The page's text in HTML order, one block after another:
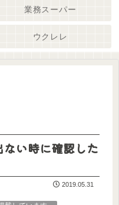
業務スーパー
ウクレレ
い時に確認した
2019.05.31